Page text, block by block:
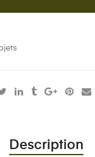
Description